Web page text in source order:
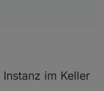
im Keller